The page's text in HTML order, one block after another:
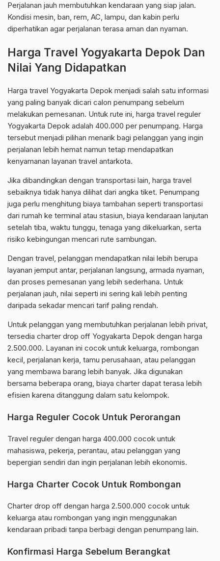
Perjalanan jauh membutuhkan kendaraan yang siap jalan.
Kondisi mesin, ban, rem, AC, lampu, dan kabin perlu
diperhatikan agar perjalanan terasa aman dan nyaman.
Harga Travel Yogyakarta Depok Dan
Nilai Yang Didapatkan
Harga travel Yogyakarta Depok menjadi salah satu informasi
yang paling banyak dicari calon penumpang sebelum
melakukan pemesanan. Untuk rute ini, harga travel reguler
Yogyakarta Depok adalah 400.000 per penumpang. Harga
tersebut menjadi pilihan menarik bagi pelanggan yang ingin
perjalanan lebih hemat namun tetap mendapatkan
kenyamanan layanan travel antarkota.
Jika dibandingkan dengan transportasi lain, harga travel
sebaiknya tidak hanya dilihat dari angka tiket. Penumpang
juga perlu menghitung biaya tambahan seperti transportasi
dari rumah ke terminal atau stasiun, biaya kendaraan lanjutan
setelah tiba, waktu tunggu, tenaga yang dikeluarkan, serta
risiko kebingungan mencari rute sambungan.
Dengan travel, pelanggan mendapatkan nilai lebih berupa
layanan jemput antar, perjalanan langsung, armada nyaman,
dan proses pemesanan yang lebih sederhana. Untuk
perjalanan jauh, nilai seperti ini sering kali lebih penting
daripada sekadar mencari tarif paling rendah.
Untuk pelanggan yang membutuhkan perjalanan lebih privat,
tersedia charter drop off Yogyakarta Depok dengan harga
2.500.000. Layanan ini cocok untuk keluarga, rombongan
kecil, perjalanan kerja, tamu perusahaan, atau pelanggan
yang membawa barang lebih banyak. Jika digunakan
bersama beberapa orang, biaya charter dapat terasa lebih
efisien karena ditanggung dalam satu kelompok.
Harga Reguler Cocok Untuk Perorangan
Travel reguler dengan harga 400.000 cocok untuk
mahasiswa, pekerja, perantau, atau pelanggan yang
bepergian sendiri dan ingin perjalanan lebih ekonomis.
Harga Charter Cocok Untuk Rombongan
Charter drop off dengan harga 2.500.000 cocok untuk
keluarga atau rombongan yang ingin menggunakan
kendaraan pribadi tanpa berbagi dengan penumpang lain.
Konfirmasi Harga Sebelum Berangkat